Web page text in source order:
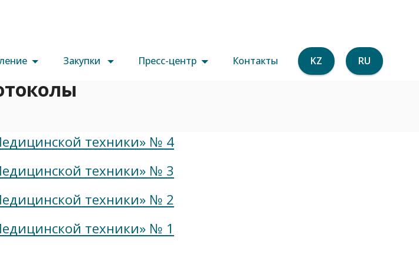
Закупки Пресс-центр Контакты KZ RU
техники» № 4
техники» № 3
техники» № 2
техники» № 1